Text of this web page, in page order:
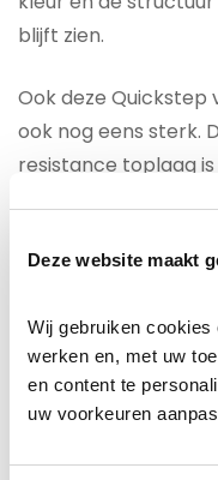
Deze website maakt
Wij gebruiken cookies
werken en, met uw
en content te
uw voorkeuren
blijft zien.
Ook deze Quickstep
ook nog eens sterk.
resistance toplaag
Beschermd tegen
naturelle eik
waterbestendig
waterafstotende
via de toplaag of
dit laminaat dan